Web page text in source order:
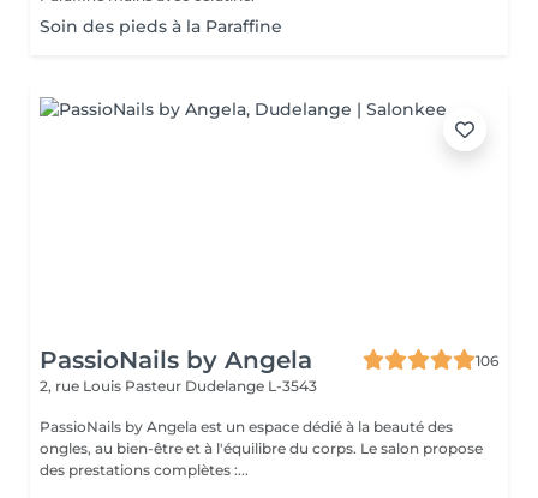
Soin des pieds à la Paraffine
PassioNails by Angela
106
2, rue Louis Pasteur Dudelange L-3543
PassioNails by Angela est un espace dédié à la beauté des
ongles, au bien-être et à l'équilibre du corps. Le salon propose
des prestations complètes :...